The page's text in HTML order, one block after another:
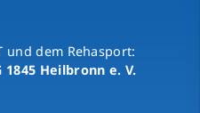
und dem Rehasport:
Heilbronn e. V.